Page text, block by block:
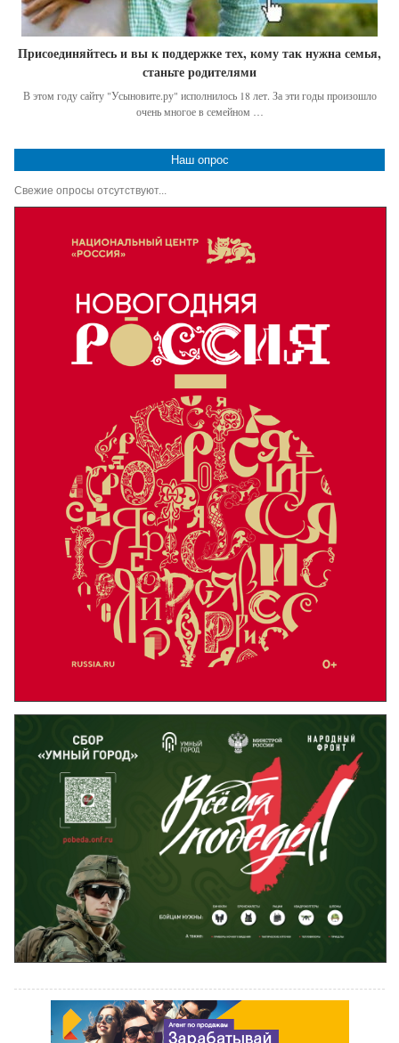
Присоединяйтесь и вы к поддержке тех, кому так нужна семья,
станьте родителями
В этом году сайту "Усыновите.ру" исполнилось 18 лет. За эти годы произошло
очень многое в семейном …
Наш опрос
Свежие опросы отсутствуют...